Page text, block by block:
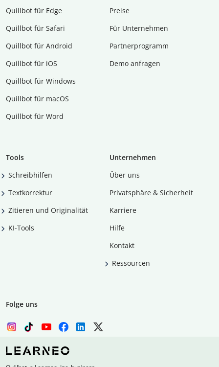
Quillbot für Edge
Quillbot für Safari
Quillbot für Android
Quillbot für iOS
Quillbot für Windows
Quillbot für macOS
Quillbot für Word
Preise
Für Unternehmen
Partnerprogramm
Demo anfragen
Tools
Schreibhilfen
Textkorrektur
Zitieren und Originalität
KI-Tools
Unternehmen
Über uns
Privatsphäre & Sicherheit
Karriere
Hilfe
Kontakt
Ressourcen
Folge uns